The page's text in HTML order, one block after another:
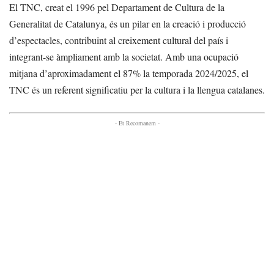
El TNC, creat el 1996 pel Departament de Cultura de la
Generalitat de Catalunya, és un pilar en la creació i producció
d’espectacles, contribuint al creixement cultural del país i
integrant-se àmpliament amb la societat. Amb una ocupació
mitjana d’aproximadament el 87% la temporada 2024/2025, el
TNC és un referent significatiu per la cultura i la llengua catalanes.
- Et Recomanem -